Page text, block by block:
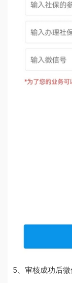
5、审核成功后微